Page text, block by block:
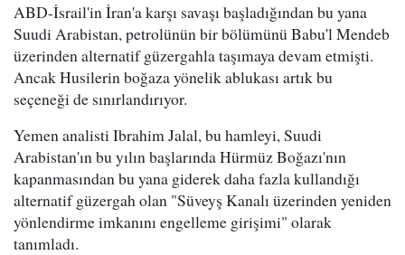
ABD-İsrail'in İran'a karşı savaşı başladığından bu yana
Suudi Arabistan, petrolünün bir bölümünü Babu'l Mendeb
üzerinden alternatif güzergahla taşımaya devam etmişti.
Ancak Husilerin boğaza yönelik ablukası artık bu
seçeneği de sınırlandırıyor.
Yemen analisti Ibrahim Jalal, bu hamleyi, Suudi
Arabistan'ın bu yılın başlarında Hürmüz Boğazı'nın
kapanmasından bu yana giderek daha fazla kullandığı
alternatif güzergah olan "Süveyş Kanalı üzerinden yeniden
yönlendirme imkanını engelleme girişimi" olarak
tanımladı.